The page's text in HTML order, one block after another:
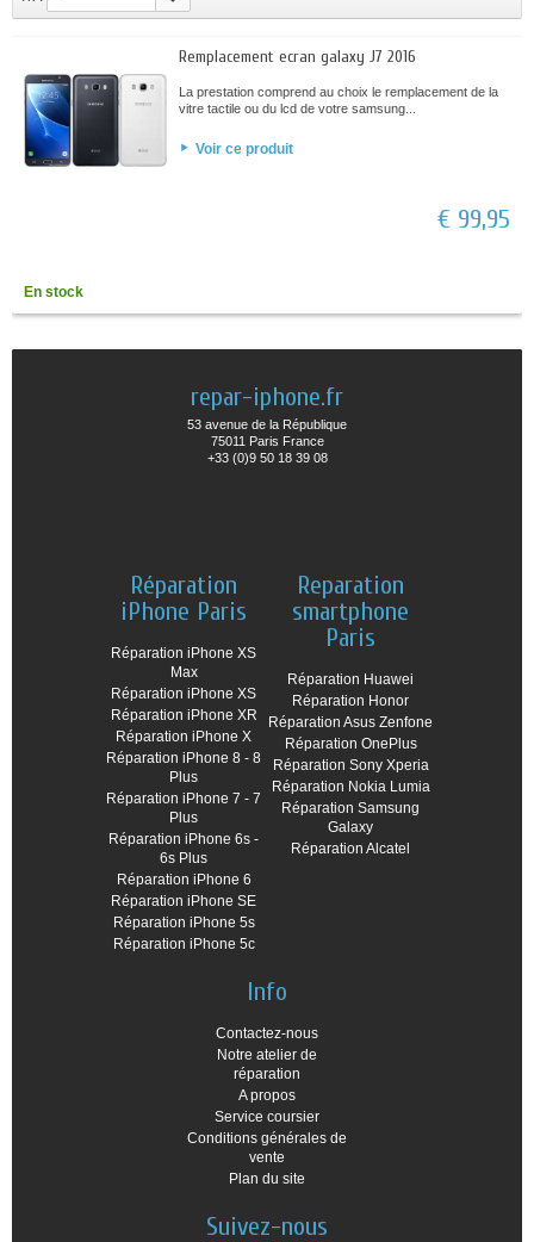
Remplacement ecran galaxy J7 2016
La prestation comprend au choix le remplacement de la
vitre tactile ou du lcd de votre samsung...
Voir ce produit
€ 99,95
En stock
repar-iphone.fr
53 avenue de la République
75011 Paris France
+33 (0)9 50 18 39 08
Réparation
iPhone Paris
Réparation iPhone XS
Max
Réparation iPhone XS
Réparation iPhone XR
Réparation iPhone X
Réparation iPhone 8 - 8
Plus
Réparation iPhone 7 - 7
Plus
Réparation iPhone 6s -
6s Plus
Réparation iPhone 6
Réparation iPhone SE
Réparation iPhone 5s
Réparation iPhone 5c
Reparation
smartphone
Paris
Réparation Huawei
Réparation Honor
Réparation Asus Zenfone
Réparation OnePlus
Réparation Sony Xperia
Réparation Nokia Lumia
Réparation Samsung
Galaxy
Réparation Alcatel
Info
Contactez-nous
Notre atelier de
réparation
A propos
Service coursier
Conditions générales de
vente
Plan du site
Suivez-nous